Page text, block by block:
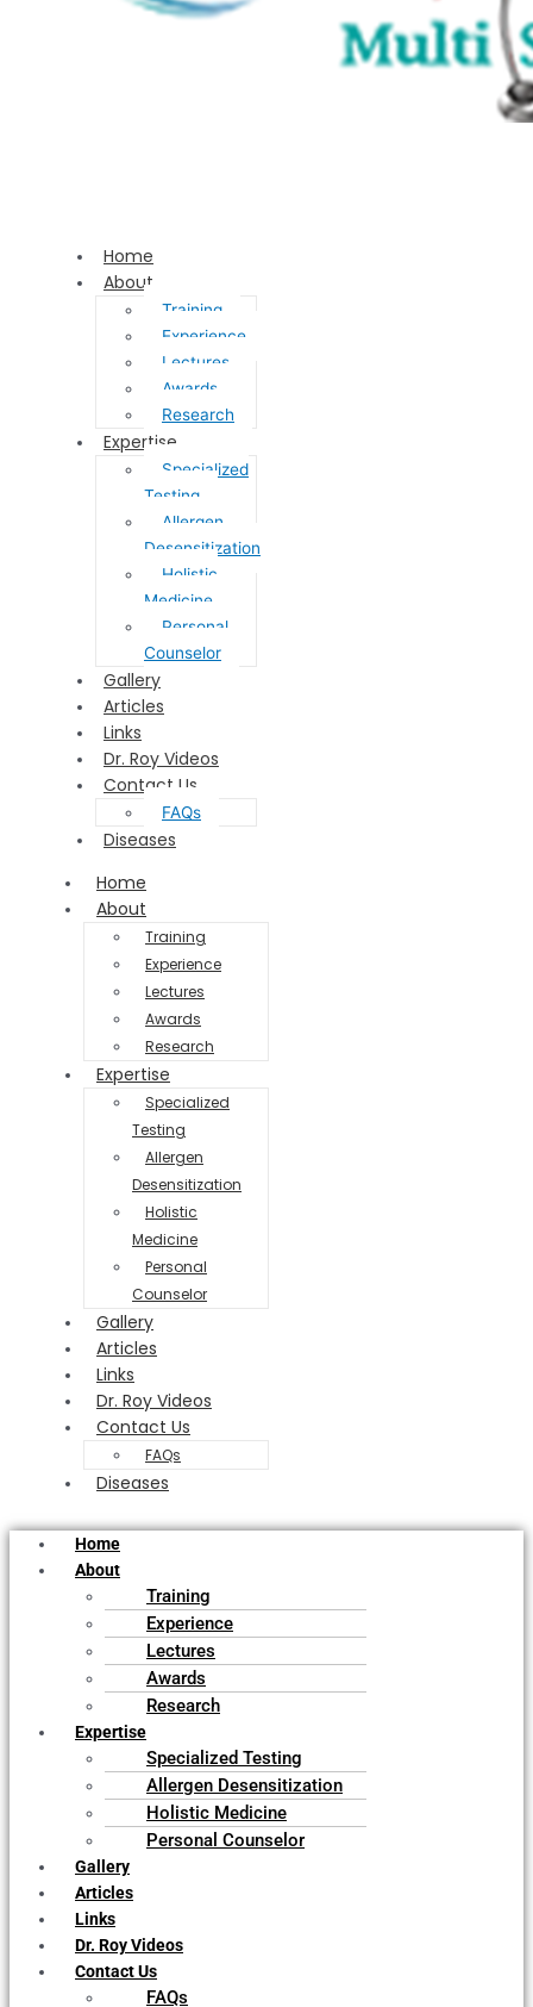
Home
About
Training
Experience
Lectures
Awards
Research
Expertise
Specialized
Testing
Allergen
Desensitization
Holistic
Medicine
Personal
Counselor
Gallery
Articles
Links
Dr. Roy Videos
Contact Us
FAQs
Diseases
Home
About
Training
Experience
Lectures
Awards
Research
Expertise
Specialized
Testing
Allergen
Desensitization
Holistic
Medicine
Personal
Counselor
Gallery
Articles
Links
Dr. Roy Videos
Contact Us
FAQs
Diseases
Home
About
Training
Experience
Lectures
Awards
Research
Expertise
Specialized Testing
Allergen Desensitization
Holistic Medicine
Personal Counselor
Gallery
Articles
Links
Dr. Roy Videos
Contact Us
FAQs